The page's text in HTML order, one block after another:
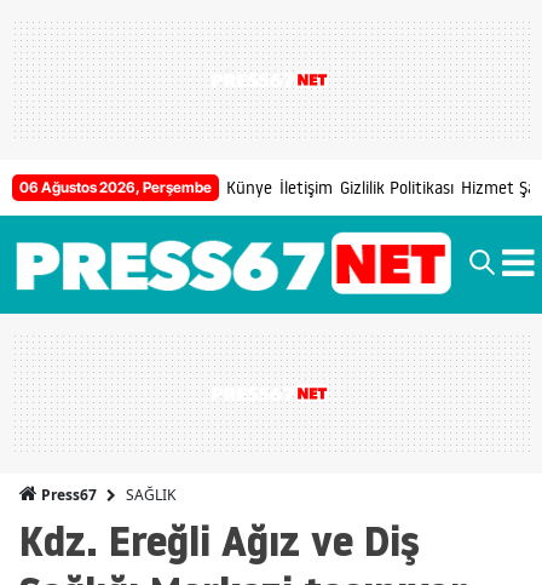
06 Ağustos 2026, Perşembe Künye İletişim Gizlilik Politikası Hizmet
Press67 SAĞLIK
Kdz. Ereğli Ağız ve Diş